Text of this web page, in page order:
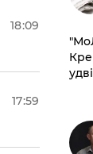
18:09
17:59